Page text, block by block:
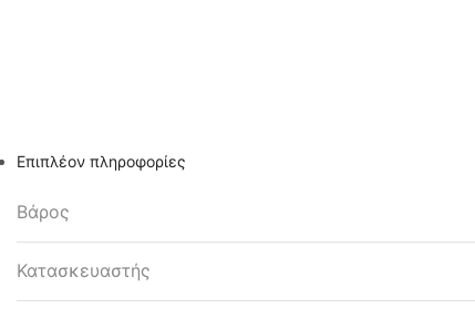
Επιπλέον πληροφορίες
Βάρος
Κατασκευαστής